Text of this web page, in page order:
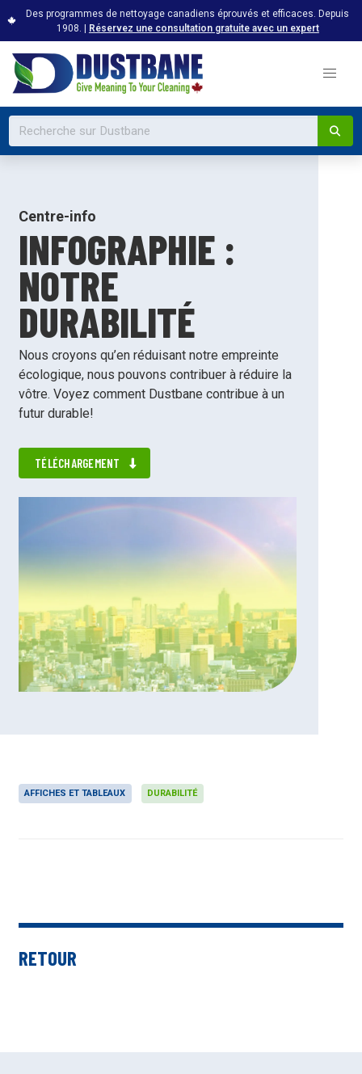
Des programmes de nettoyage canadiens éprouvés et efficaces. Depuis
1908. | Réservez une consultation gratuite avec un expert
Centre-info
INFOGRAPHIE :
NOTRE
DURABILITÉ
Nous croyons qu’en réduisant notre empreinte
écologique, nous pouvons contribuer à réduire la
vôtre. Voyez comment Dustbane contribue à un
futur durable!
TÉLÉCHARGEMENT
AFFICHES ET TABLEAUX DURABILITÉ
RETOUR